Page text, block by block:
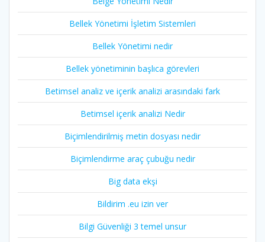
Bellek Yönetimi İşletim Sistemleri
Bellek Yönetimi nedir
Bellek yönetiminin başlıca görevleri
Betimsel analiz ve içerik analizi arasındaki fark
Betimsel içerik analizi Nedir
Biçimlendirilmiş metin dosyası nedir
Biçimlendirme araç çubuğu nedir
Big data ekşi
Bildirim .eu izin ver
Bilgi Güvenliği 3 temel unsur